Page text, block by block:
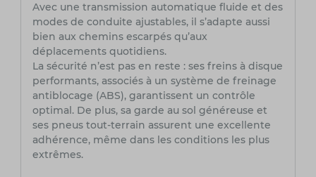
Avec une transmission automatique fluide et des
modes de conduite ajustables, il s’adapte aussi
bien aux chemins escarpés qu’aux
déplacements quotidiens.
La sécurité n’est pas en reste : ses freins à disque
performants, associés à un système de freinage
antiblocage (ABS), garantissent un contrôle
optimal. De plus, sa garde au sol généreuse et
ses pneus tout-terrain assurent une excellente
adhérence, même dans les conditions les plus
extrêmes.